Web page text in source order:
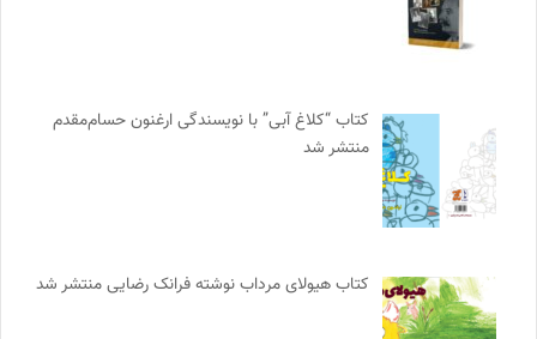
کتاب “کلاغ آبی” با نویسندگی ارغنون حسام‌مقدم
منتشر شد
کتاب هیولای مرداب نوشته فرانک رضایی منتشر شد